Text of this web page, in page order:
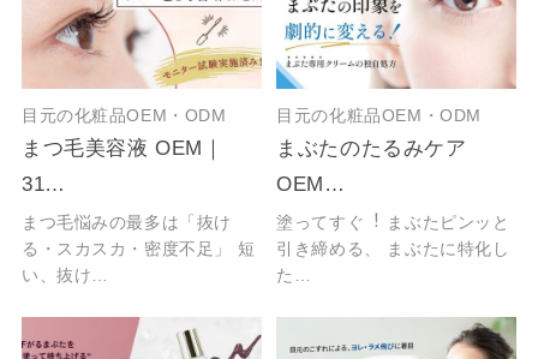
目元の化粧品OEM・ODM
まつ毛美容液 OEM｜
31…
まつ毛悩みの最多は「抜け
る・スカスカ・密度不足」 短
い、抜け…
目元の化粧品OEM・ODM
まぶたのたるみケア
OEM…
塗ってすぐ︕ まぶたピンッと
引き締める、 まぶたに特化し
た…